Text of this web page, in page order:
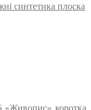
синтетика плоска
«Живопис» коротка